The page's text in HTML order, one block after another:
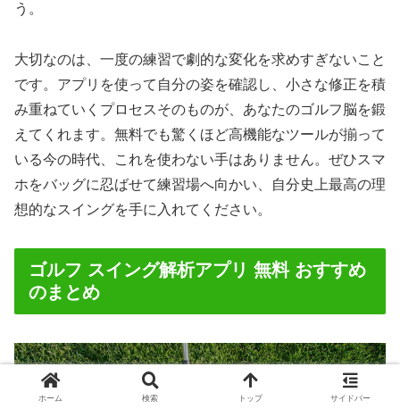
う。
大切なのは、一度の練習で劇的な変化を求めすぎないこと
です。アプリを使って自分の姿を確認し、小さな修正を積
み重ねていくプロセスそのものが、あなたのゴルフ脳を鍛
えてくれます。無料でも驚くほど高機能なツールが揃って
いる今の時代、これを使わない手はありません。ぜひスマ
ホをバッグに忍ばせて練習場へ向かい、自分史上最高の理
想的なスイングを手に入れてください。
ゴルフ スイング解析アプリ 無料 おすすめ
のまとめ
ホーム 検索 トップ サイドバー